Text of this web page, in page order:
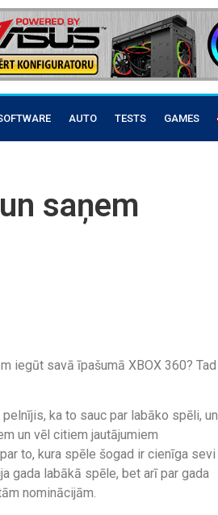
AUTO TESTS GAMES
saņem
iegūt savā īpašumā XBOX 360? Tad
ka to sauc par labāko spēli, un
un vēl citiem jautājumiem
to, kura spēle šogad ir cienīga sevi
gada labākā spēle, bet arī par gada
nominācijām.